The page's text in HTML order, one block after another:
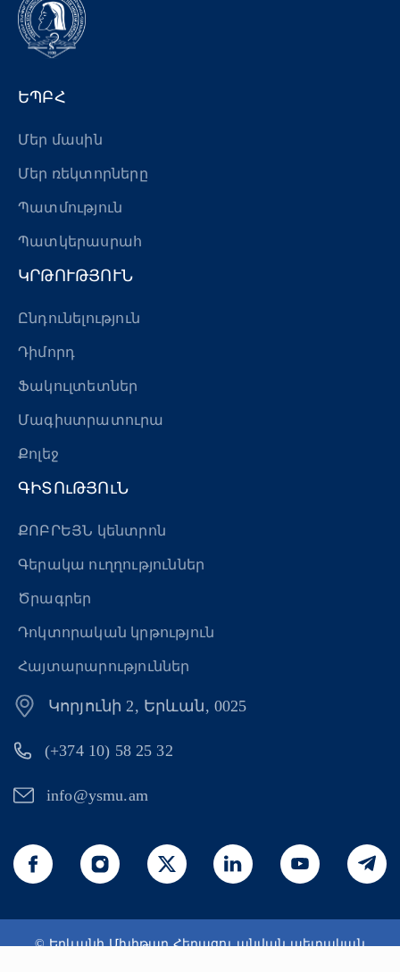
ԵՊԲՀ
Մեր մասին
Մեր ռեկտորները
Պատմություն
Պատկերասրահ
ԿՐԹՈՒԹՅՈՒՆ
Ընդունելություն
Դիմորդ
Ֆակուլտետներ
Մագիստրատուրա
Քոլեջ
ԳԻՏՈւԹՅՈւՆ
ՔՈԲՐԵՅՆ կենտրոն
Գերակա ուղղություններ
Ծրագրեր
Դոկտորական կրթություն
Հայտարարություններ
Կորյունի 2, Երևան, 0025
(+374 10) 58 25 32
info@ysmu.am
© Երևանի Մխիթար Հերացու անվան պետական